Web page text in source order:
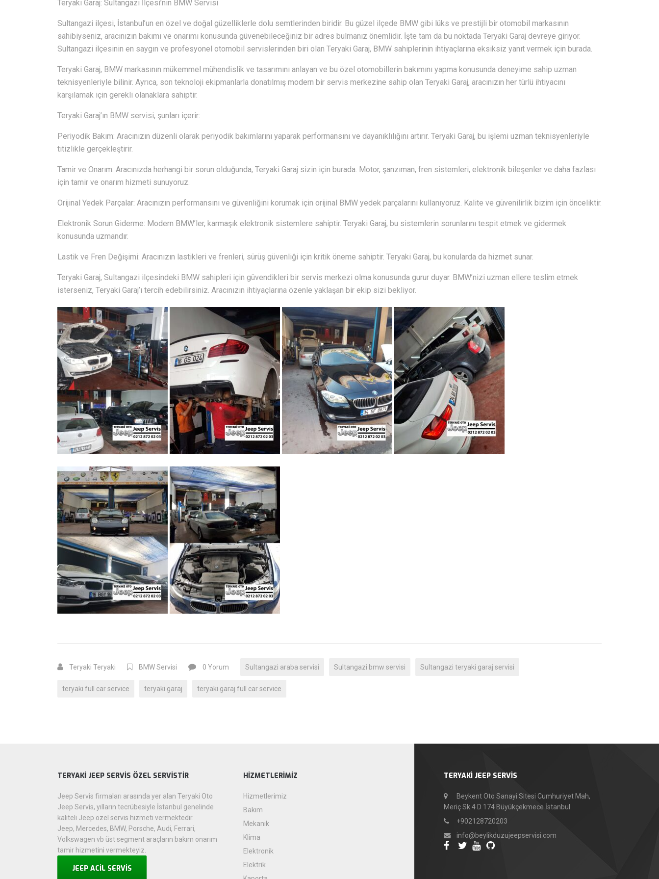
Teryaki Garaj: Sultangazi İlçesi’nin BMW Servisi
Sultangazi ilçesi, İstanbul’un en özel ve doğal güzelliklerle dolu semtlerinden biridir. Bu güzel ilçede BMW gibi lüks ve prestijli bir otomobil markasının
sahibiyseniz, aracınızın bakımı ve onarımı konusunda güvenebileceğiniz bir adres bulmanız önemlidir. İşte tam da bu noktada Teryaki Garaj devreye giriyor.
Sultangazi ilçesinin en saygın ve profesyonel otomobil servislerinden biri olan Teryaki Garaj, BMW sahiplerinin ihtiyaçlarına eksiksiz yanıt vermek için burada.
Teryaki Garaj, BMW markasının mükemmel mühendislik ve tasarımını anlayan ve bu özel otomobillerin bakımını yapma konusunda deneyime sahip uzman
teknisyenleriyle bilinir. Ayrıca, son teknoloji ekipmanlarla donatılmış modern bir servis merkezine sahip olan Teryaki Garaj, aracınızın her türlü ihtiyacını
karşılamak için gerekli olanaklara sahiptir.
Teryaki Garaj’ın BMW servisi, şunları içerir:
Periyodik Bakım: Aracınızın düzenli olarak periyodik bakımlarını yaparak performansını ve dayanıklılığını artırır. Teryaki Garaj, bu işlemi uzman teknisyenleriyle
titizlikle gerçekleştirir.
Tamir ve Onarım: Aracınızda herhangi bir sorun olduğunda, Teryaki Garaj sizin için burada. Motor, şanzıman, fren sistemleri, elektronik bileşenler ve daha fazlası
için tamir ve onarım hizmeti sunuyoruz.
Orijinal Yedek Parçalar: Aracınızın performansını ve güvenliğini korumak için orijinal BMW yedek parçalarını kullanıyoruz. Kalite ve güvenilirlik bizim için önceliktir.
Elektronik Sorun Giderme: Modern BMW’ler, karmaşık elektronik sistemlere sahiptir. Teryaki Garaj, bu sistemlerin sorunlarını tespit etmek ve gidermek
konusunda uzmandır.
Lastik ve Fren Değişimi: Aracınızın lastikleri ve frenleri, sürüş güvenliği için kritik öneme sahiptir. Teryaki Garaj, bu konularda da hizmet sunar.
Teryaki Garaj, Sultangazi ilçesindeki BMW sahipleri için güvendikleri bir servis merkezi olma konusunda gurur duyar. BMW’nizi uzman ellere teslim etmek
isterseniz, Teryaki Garaj’ı tercih edebilirsiniz. Aracınızın ihtiyaçlarına özenle yaklaşan bir ekip sizi bekliyor.
Teryaki Teryaki BMW Servisi 0 Yorum Sultangazi araba servisi Sultangazi bmw servisi Sultangazi teryaki garaj servisi
teryaki full car service teryaki garaj teryaki garaj full car service
TERYAKİ JEEP SERVİS
Beykent Oto Sanayi Sitesi Cumhuriyet Mah,
Meriç Sk.4 D 174 Büyükçekmece İstanbul
+902128720203
info@beylikduzujeepservisi.com
TERYAKİ JEEP SERVİS ÖZEL SERVİSTİR
Jeep Servis firmaları arasında yer alan Teryaki Oto
Jeep Servis, yılların tecrübesiyle İstanbul genelinde
kaliteli Jeep özel servis hizmeti vermektedir.
Jeep, Mercedes, BMW, Porsche, Audi, Ferrari,
Volkswagen vb üst segment araçların bakım onarım
tamir hizmetini vermekteyiz.
JEEP ACİL SERVİS
HIZMETLERIMIZ
Hizmetlerimiz
Bakım
Mekanik
Klima
Elektronik
Elektrik